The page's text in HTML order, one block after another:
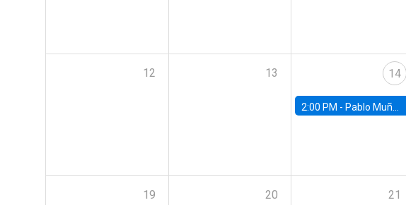
12 13 14
2:00 PM - Pablo Muñoz, Universidad de Chile
19 20 21